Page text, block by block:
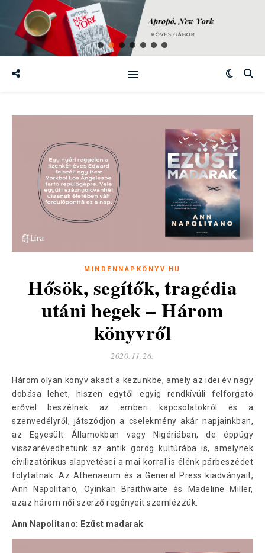
MINDENNAPKÖNYV.HU
Hősök, segítők, tragédia
utáni hegek – Három
könyvről
2020.11.26.
Három olyan könyv akadt a kezünkbe, amely az idei év nagy
dobása lehet, hiszen egytől egyig rendkívüli felforgató
erővel beszélnek az emberi kapcsolatokról és a
szenvedélyről, játszódjon a cselekmény akár napjainkban,
az Egyesült Államokban vagy Nigériában, de éppúgy
visszarévedhetünk az antik görög kultúrába is, amelynek
civilizatórikus alapvetései a mai korral is élénk párbeszédet
folytatnak. Az Athenaeum és a General Press kiadványait,
Ann Napolitano, Oyinkan Braithwaite és Madeline Miller,
azaz három női szerző regényeit szemlézzük.
Ann Napolitano: Ezüst madarak